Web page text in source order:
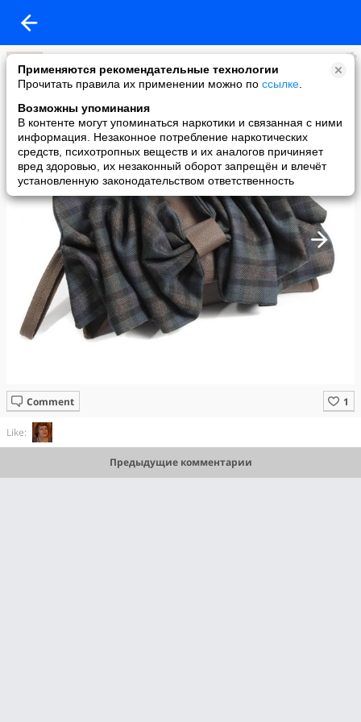
Применяются рекомендательные технологии
Прочитать правила их применении можно по ссылке
Возможны упоминания
В контенте могут упоминаться наркотики и связанная с ними
информация. Незаконное потребление наркотических
средств, психотропных веществ и их аналогов причиняет
вред здоровью, их незаконный оборот запрещён и влечёт
установленную законодательством ответственность
Светлана
added a photo
28 Aug в 13:40
Comment
Like:
Предыдущие комментарии